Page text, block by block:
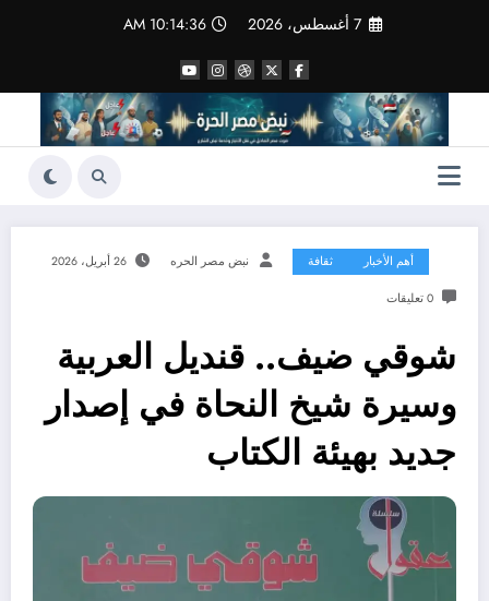
7 أغسطس، 2026 10:14:37 AM
أهم الأخبار ثقافة نبض مصر الحره 26 أبريل، 2026
0 تعليقات
شوقي ضيف.. قنديل العربية
وسيرة شيخ النحاة في إصدار
جديد بهيئة الكتاب